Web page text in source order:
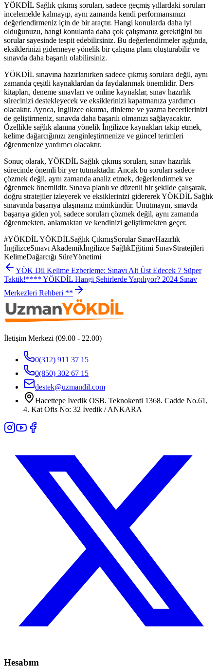
YÖKDİL Sağlık çıkmış soruları, sadece geçmiş yıllardaki soruları
incelemekle kalmayıp, aynı zamanda kendi performansınızı
değerlendirmeniz için de bir araçtır. Hangi konularda daha iyi
olduğunuzu, hangi konularda daha çok çalışmanız gerektiğini bu
sorular sayesinde tespit edebilirsiniz. Bu değerlendirmeler ışığında,
eksiklerinizi gidermeye yönelik bir çalışma planı oluşturabilir ve
sınavda daha başarılı olabilirsiniz.
YÖKDİL sınavına hazırlanırken sadece çıkmış sorulara değil, aynı
zamanda çeşitli kaynaklardan da faydalanmak önemlidir. Ders
kitapları, deneme sınavları ve online kaynaklar, sınav hazırlık
sürecinizi destekleyecek ve eksiklerinizi kapatmanıza yardımcı
olacaktır. Ayrıca, İngilizce okuma, dinleme ve yazma becerilerinizi
de geliştirmeniz, sınavda daha başarılı olmanızı sağlayacaktır.
Özellikle sağlık alanına yönelik İngilizce kaynakları takip etmek,
kelime dağarcığınızı zenginleştirmenize ve güncel terimleri
öğrenmenize yardımcı olacaktır.
Sonuç olarak, YÖKDİL Sağlık çıkmış soruları, sınav hazırlık
sürecinde önemli bir yer tutmaktadır. Ancak bu soruları sadece
çözmek değil, aynı zamanda analiz etmek, değerlendirmek ve
öğrenmek önemlidir. Sınava planlı ve düzenli bir şekilde çalışarak,
doğru stratejiler izleyerek ve eksiklerinizi gidererek YÖKDİL Sağlık
sınavında başarıya ulaşmanız mümkündür. Unutmayın, sınavda
başarıya giden yol, sadece soruları çözmek değil, aynı zamanda
öğrenmekten, anlamaktan ve kendinizi geliştirmekten geçer.
#YÖKDİL YÖKDİLSağlık ÇıkmışSorular SınavHazırlık
İngilizceSınavı Akademikİngilizce SağlıkEğitimi SınavStratejileri
KelimeDağarcığı SüreYönetimi
YÖK Dil Kelime Ezberleme: Sınavı Alt Üst Edecek 7 Süper
Taktik!**** YÖKDİL Hangi Şehirlerde Yapılıyor? 2024 Sınav
Merkezleri Rehberi **
İletişim Merkezi (09.00 - 22.00)
0(312) 911 37 15
0(850) 302 67 15
destek@uzmandil.com
Hacettepe İvedik OSB. Teknokenti 1368. Cadde No.61,
4. Kat Ofis No: 32 İvedik / ANKARA
Hesabım